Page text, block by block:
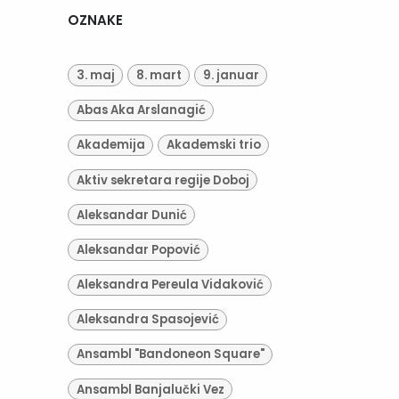
OZNAKE
3. maj 8. mart 9. januar
Abas Aka Arslanagić
Akademija Akademski trio
Aktiv sekretara regije Doboj
Aleksandar Dunić
Aleksandar Popović
Aleksandra Pereula Vidaković
Aleksandra Spasojević
Ansambl "Bandoneon Square"
Ansambl Banjalučki Vez